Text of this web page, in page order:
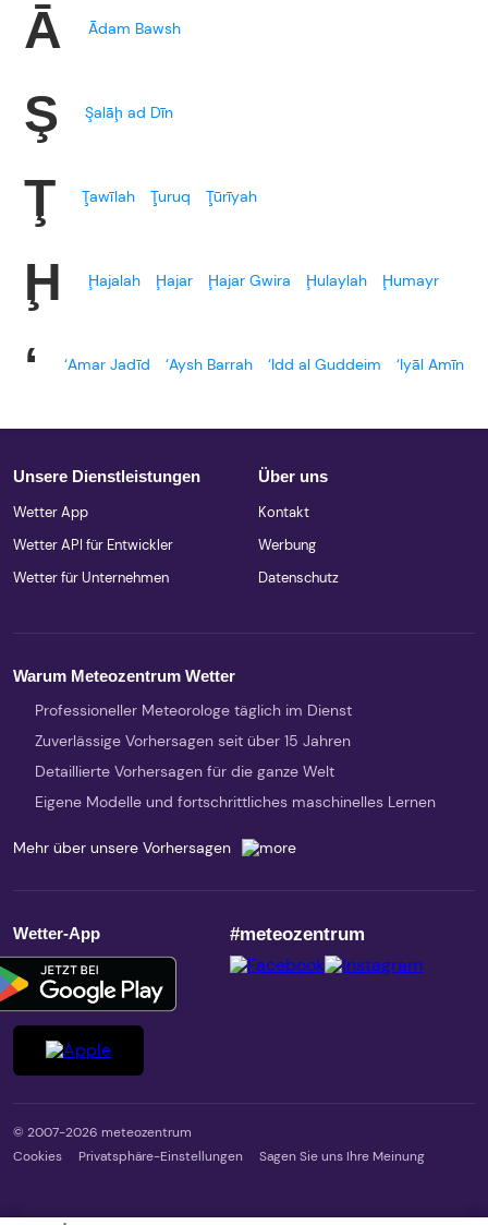
Ā Ādam Bawsh
Ş Şalāḩ ad Dīn
Ţ Ţawīlah Ţuruq Ţūrīyah
Ḩ Ḩajalah Ḩajar Ḩajar Gwira Ḩulaylah Ḩumayr
‘ ‘Amar Jadīd ‘Aysh Barrah ‘Idd al Guddeim ‘Iyāl Amīn
Unsere Dienstleistungen
Wetter App
Wetter API für Entwickler
Wetter für Unternehmen
Über uns
Kontakt
Werbung
Datenschutz
Warum Meteozentrum Wetter
Professioneller Meteorologe täglich im Dienst
Zuverlässige Vorhersagen seit über 15 Jahren
Detaillierte Vorhersagen für die ganze Welt
Eigene Modelle und fortschrittliches maschinelles Lernen
Mehr über unsere Vorhersagen
Wetter-App #meteozentrum
© 2007-2026 meteozentrum
Cookies
Privatsphäre-Einstellungen Sagen Sie uns Ihre Meinung